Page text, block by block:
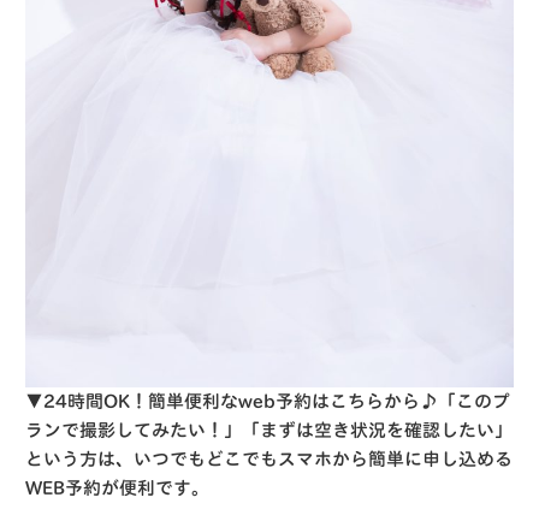
▼24時間OK！簡単便利なweb予約はこちらから♪「このプ
ランで撮影してみたい！」「まずは空き状況を確認したい」
という方は、いつでもどこでもスマホから簡単に申し込める
WEB予約が便利です。